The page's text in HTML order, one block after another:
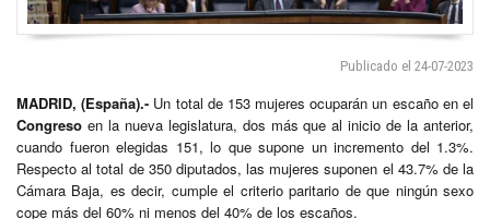
Publicado el 24-07-2023
MADRID, (España).- Un total de 153 mujeres ocuparán un escaño en el
Congreso en la nueva legislatura, dos más que al inicio de la anterior,
cuando fueron elegidas 151, lo que supone un incremento del 1.3%.
Respecto al total de 350 diputados, las mujeres suponen el 43.7% de la
Cámara Baja, es decir, cumple el criterio paritario de que ningún sexo
cope más del 60% ni menos del 40% de los escaños.